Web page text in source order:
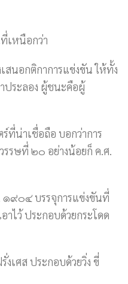
เหนือกว่า
สนอกติกาการแข่งขัน ให้ทั้ง
ประลอง ผู้ชนะคือผู้
ที่น่าเชื่อถือ บอกว่าการ
รษที่ ๒๐ อย่างน้อยก็ ค.ศ.
๑๙๐๔ บรรจุการแข่งขันที่
าไว้ ประกอบด้วยกระโดด
เศส ประกอบด้วยวิ่ง ขี่